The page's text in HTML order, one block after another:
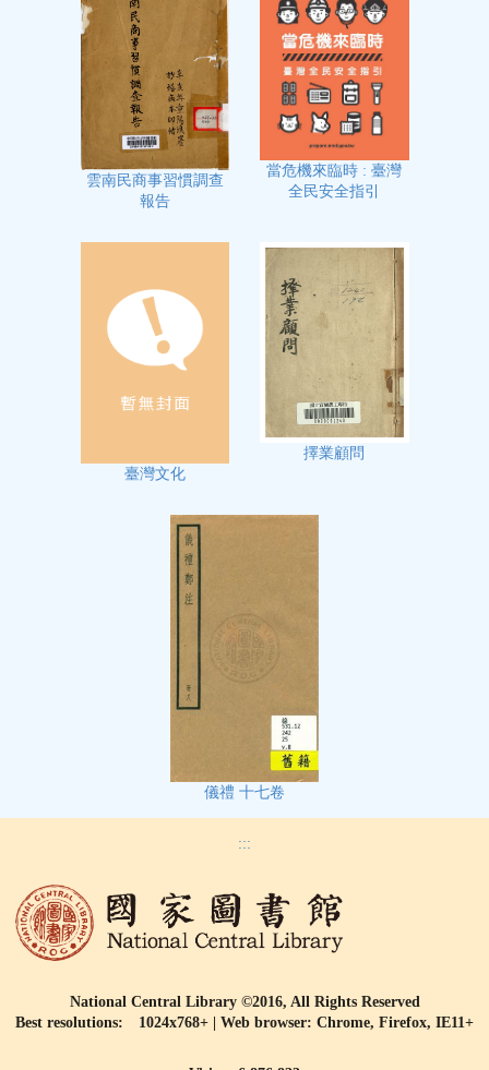
雲南民商事習慣調查
報告
當危機來臨時 : 臺灣
全民安全指引
臺灣文化
擇業顧問
儀禮 十七卷
:::
National Central Library ©2016, All Rights Reserved
Best resolutions: 1024x768+ | Web browser: Chrome, Firefox, IE11+